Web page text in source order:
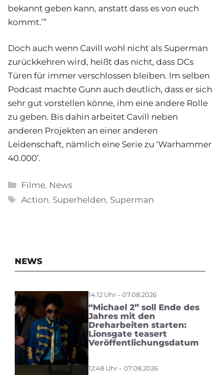
bekannt geben kann, anstatt dass es von euch
kommt.’”
Doch auch wenn Cavill wohl nicht als Superman
zurückkehren wird, heißt das nicht, dass DCs
Türen für immer verschlossen bleiben. Im selben
Podcast machte Gunn auch deutlich, dass er sich
sehr gut vorstellen könne, ihm eine andere Rolle
zu geben. Bis dahin arbeitet Cavill neben
anderen Projekten an einer anderen
Leidenschaft, nämlich eine Serie zu ‘Warhammer
40.000’.
Kategorien
Filme, News
Schlagwörter
Action, Superhelden, Superman
NEWS
14:12 Uhr – 07.08.2026
“Michael 2” soll Ende des
Jahres mit den
Dreharbeiten starten:
Lionsgate teasert
Veröffentlichungsdatum
12:48 Uhr – 07.08.2026